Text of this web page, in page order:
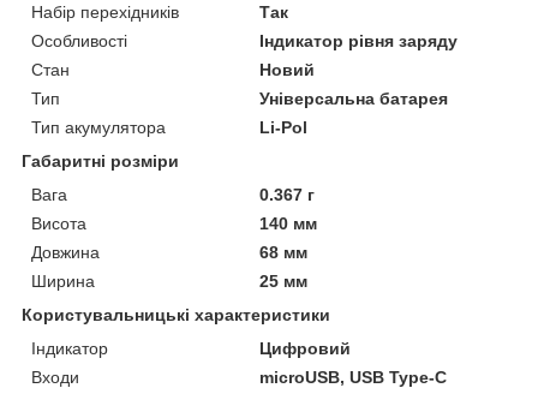
Набір перехідників
Так
Особливості
Індикатор рівня заряду
Стан
Новий
Тип
Універсальна батарея
Тип акумулятора
Li-Pol
Габаритні розміри
Вага
0.367 г
Висота
140 мм
Довжина
68 мм
Ширина
25 мм
Користувальницькі характеристики
Індикатор
Цифровий
Входи
microUSB, USB Type-C